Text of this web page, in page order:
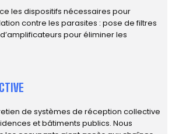
les dispositifs nécessaires pour
contre les parasites : pose de filtres
pour éliminer les
de systèmes de réception collective
et bâtiments publics. Nous